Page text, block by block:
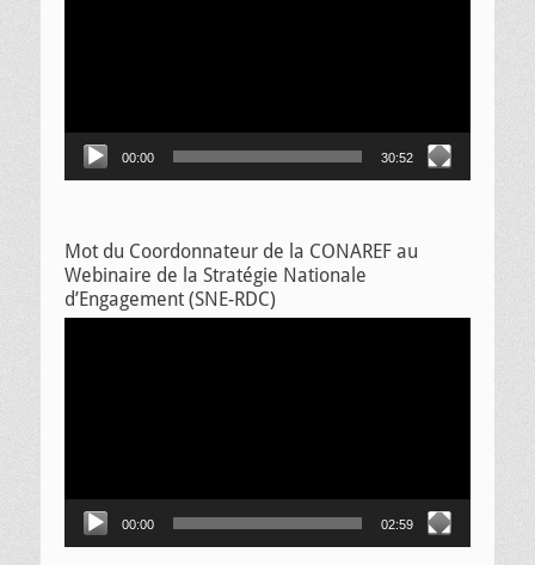
00:00 30:52
Mot du Coordonnateur de la CONAREF au
Webinaire de la Stratégie Nationale
d’Engagement (SNE-RDC)
00:00 02:59